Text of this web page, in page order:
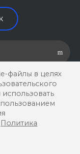
защищены
файлы в целях
Политика